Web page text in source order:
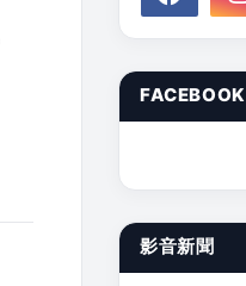
FACEBOOK
影音新聞